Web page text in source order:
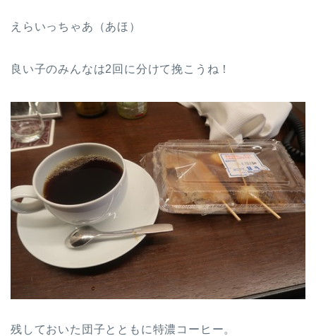
えらいっちゃあ（あほ）
良い子のみんなは2回に分けて挽こうね！
残しておいた団子とともに特濃コーヒー。